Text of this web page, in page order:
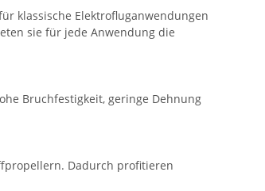
klassische Elektrofluganwendungen
sie für jede Anwendung die
Bruchfestigkeit, geringe Dehnung
Dadurch profitieren